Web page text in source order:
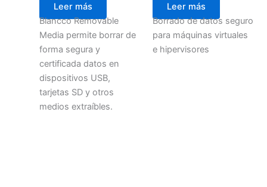
Leer más
Blancco Removable
Media permite borrar de
forma segura y
certificada datos en
dispositivos USB,
tarjetas SD y otros
medios extraíbles.
Leer más
Borrado de datos seguro
para máquinas virtuales
e hipervisores